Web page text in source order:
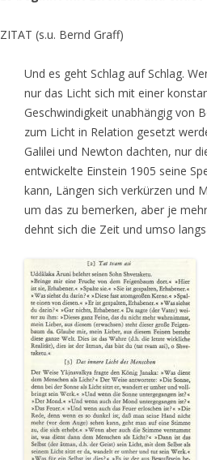
ZITAT (s.u. Bernd Graff)
Und es geht Schlag auf Schlag.
nur das Licht sich mit einer
Geschwindigkeit unabhängig von
zum Licht in Relation gesetzt
Galilei und Newton dachten, nur
entwickelte Einstein 1905 seine
kann, Längen sich verkürzen und
um das zu bemerken, aber je
dehnt sich die Zeit und umso